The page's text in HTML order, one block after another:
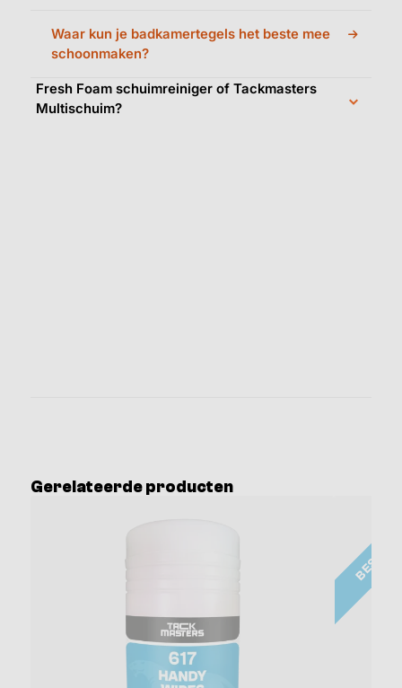
Waar kun je badkamertegels het beste mee
schoonmaken?
Fresh Foam schuimreiniger of Tackmasters
Multischuim?
Gerelateerde producten